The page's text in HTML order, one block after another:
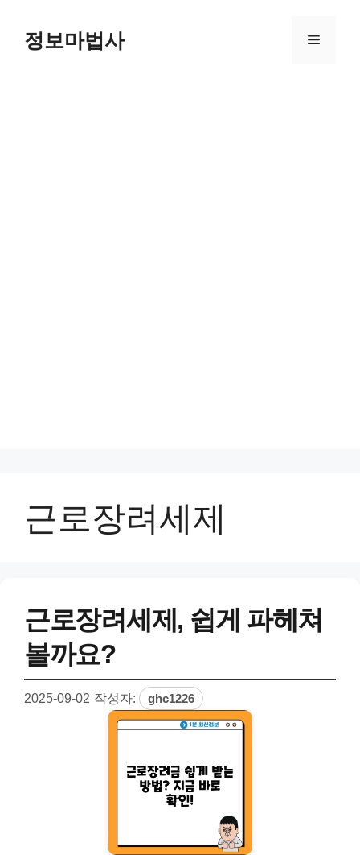
정보마법사 메
근로장려세제
근로장려세제, 쉽게 파헤쳐
볼까요?
2025-09-02 작성자: ghc1226